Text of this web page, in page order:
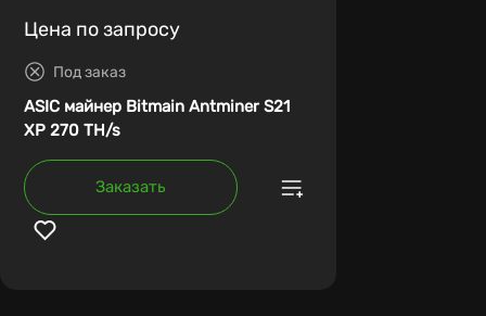
Цена по запросу
Под заказ
ASIC майнер Bitmain Antminer S21
XP 270 TH/s
Заказать